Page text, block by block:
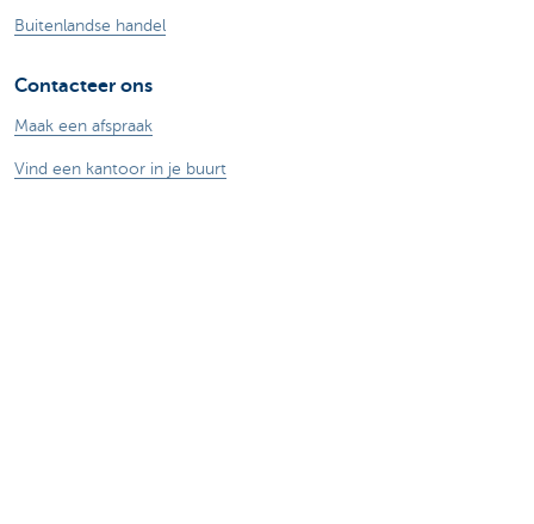
Buitenlandse handel
Contacteer ons
Maak een afspraak
Vind een kantoor in je buurt